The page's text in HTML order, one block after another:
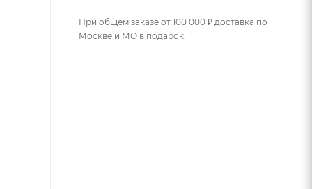
При общем заказе от 100 000 ₽ доставка по
Москве и МО в подарок.